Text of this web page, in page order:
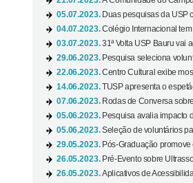
05.07.2023. Duas pesquisas da USP
04.07.2023.Colégio Internacional
03.07.2023.31ª Volta USP Bauru vai
29.06.2023. Pesquisa seleciona
22.06.2023.Centro Cultural exibe
14.06.2023.TUSP apresenta o
07.06.2023. Rodas de Conversa
05.06.2023. Pesquisa avalia impacto
05.06.2023.Seleção de voluntários
29.05.2023. Pós-Graduação
26.05.2023. Pré-Evento sobre
26.05.2023.Aplicativos de